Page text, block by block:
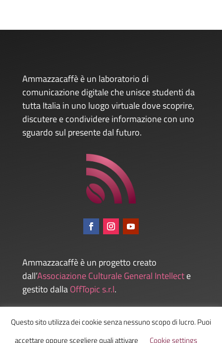
Ammazzacaffè è un laboratorio di
comunicazione digitale che unisce studenti da
tutta Italia in uno luogo virtuale dove scoprire,
discutere e condividere informazione con uno
sguardo sul presente dal futuro.
Ammazzacaffè è un progetto creato
dall’Associazione Culturale General Intellecte
gestito dallaOffTopic s.r.l.
Admin
Questo sito utilizza dei cookie senza nessuno scopo di lucro. Puoi
accettare oppure scegliere quali attivare
Cookie settings